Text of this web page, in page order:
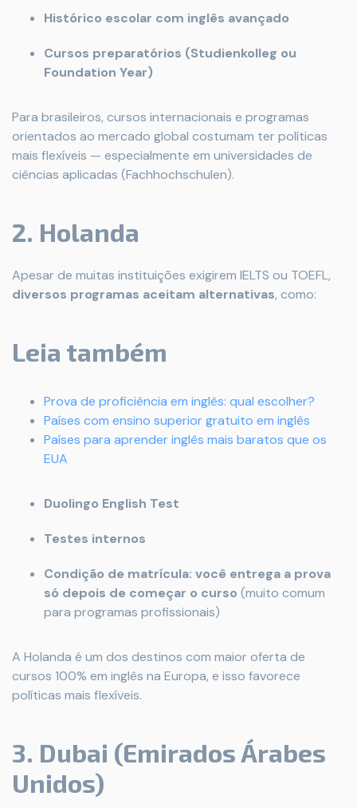
Histórico escolar com inglês avançado
Cursos preparatórios (Studienkolleg ou
Foundation Year)
Para brasileiros, cursos internacionais e programas
orientados ao mercado global costumam ter políticas
mais flexíveis — especialmente em universidades de
ciências aplicadas (Fachhochschulen).
2. Holanda
Apesar de muitas instituições exigirem IELTS ou TOEFL,
diversos programas aceitam alternativas, como:
Leia também
Prova de proficiência em inglês: qual escolher?
Países com ensino superior gratuito em inglês
Países para aprender inglês mais baratos que os
EUA
Duolingo English Test
Testes internos
Condição de matrícula: você entrega a prova
só depois de começar o curso (muito comum
para programas profissionais)
A Holanda é um dos destinos com maior oferta de
cursos 100% em inglês na Europa, e isso favorece
políticas mais flexíveis.
3. Dubai (Emirados Árabes
Unidos)